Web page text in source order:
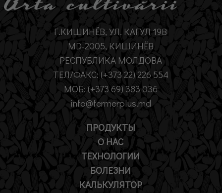
Г.КИШИНЁВ, УЛ. КАГУЛ 19B
MD-2005, КИШИНЁВ
РЕСПУБЛИКА МОЛДОВА
ТЕЛ/ФАКС: (+373 22) 226 554
МОБ: (+373 69) 383 036
info@fermerplus.md
ПРОДУКТЫ
О НАС
ТЕХНОЛОГИИ
БОЛЕЗНИ
КАЛЬКУЛЯТОР